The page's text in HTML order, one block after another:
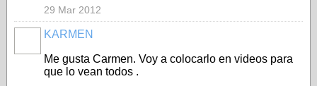
29 Mar 2012
KARMEN
Me gusta Carmen. Voy a colocarlo en videos para
que lo vean todos .